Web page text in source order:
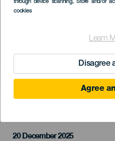
through device scanning, Store and/or
cookies
Learn
Disagree
Agree
20 December 2025